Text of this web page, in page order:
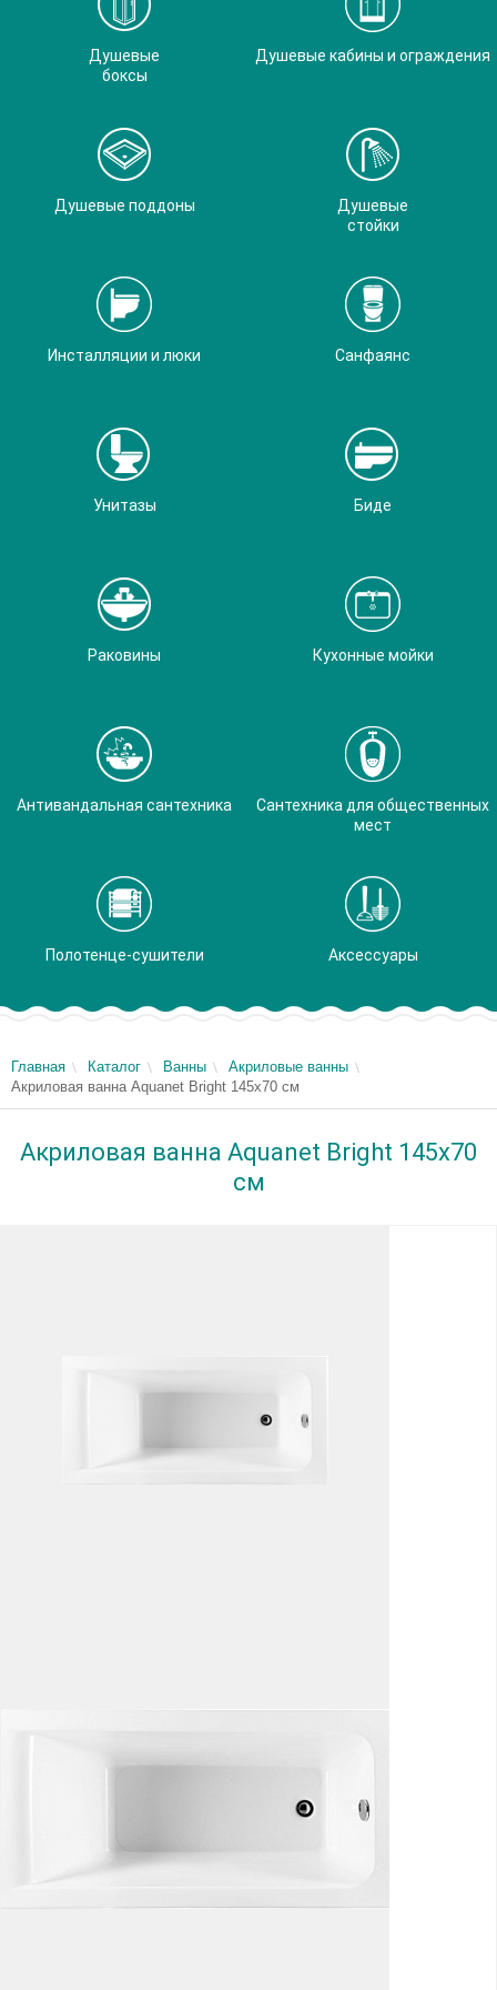
Душевые
боксы
Душевые кабины и ограждения
Душевые поддоны
Душевые
стойки
Инсталляции и люки Санфаянс
Унитазы Биде
Раковины Кухонные мойки
Антивандальная сантехника
Сантехника для общественных
мест
Полотенце-сушители Аксессуары
Главная Каталог Ванны
Акриловые ванны
Акриловая ванна Aquanet Bright 145x70 см
Акриловая ванна Aquanet Bright 145x70
см